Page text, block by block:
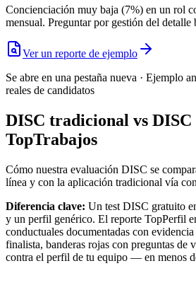
Concienciación muy baja (7%) en un rol
mensual. Preguntar por gestión del detalle
Ver un reporte de ejemplo
Se abre en una pestaña nueva · Ejemplo
reales de candidatos
DISC tradicional vs DISC
TopTrabajos
Cómo nuestra evaluación DISC se
línea y con la aplicación tradicional vía
Diferencia clave: Un test DISC gratuito
y un perfil genérico. El reporte TopPerfil
conductuales documentadas con evidencia
finalista, banderas rojas con preguntas de
contra el perfil de tu equipo — en menos